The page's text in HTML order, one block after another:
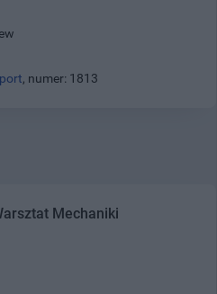
, numer: 1813
Mechaniki